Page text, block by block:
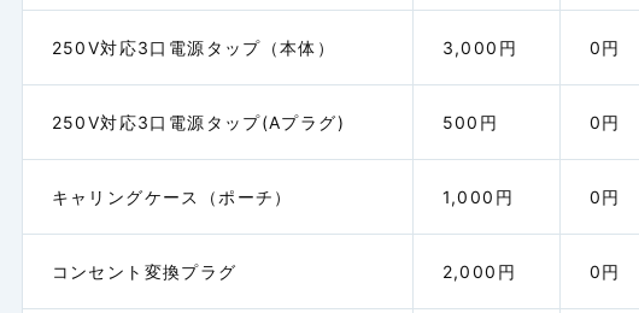
運送事業者の搭乗予約受付業務の不備によ
②被保険者が搭乗した航空機の着陸地変
更
注１：保険価額とは、再調達価額（＊１）から使用による消耗、経過年数等
250V対応3口電源タップ（本体） 3,000円 0円
250V対応3口電源タップ(Aプラグ) 500円 0円
キャリングケース（ポーチ） 1,000円 0円
コンセント変換プラグ 2,000円 0円